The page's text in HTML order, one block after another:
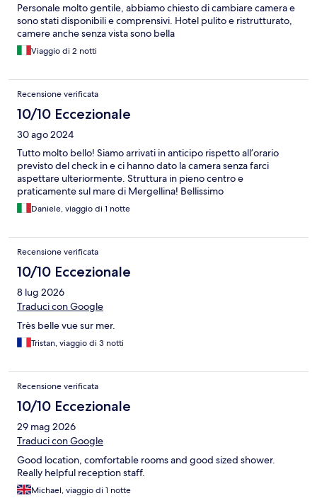
Personale molto gentile, abbiamo chiesto di cambiare camera e
sono stati disponibili e comprensivi. Hotel pulito e ristrutturato,
camere anche senza vista sono bella
Viaggio di 2 notti
Recensione verificata
10/10 Eccezionale
30 ago 2024
Tutto molto bello! Siamo arrivati in anticipo rispetto all’orario
previsto del check in e ci hanno dato la camera senza farci
aspettare ulteriormente. Struttura in pieno centro e
praticamente sul mare di Mergellina! Bellissimo
Daniele, viaggio di 1 notte
Recensione verificata
10/10 Eccezionale
8 lug 2026
Traduci con Google
Très belle vue sur mer.
Tristan, viaggio di 3 notti
Recensione verificata
10/10 Eccezionale
29 mag 2026
Traduci con Google
Good location, comfortable rooms and good sized shower.
Really helpful reception staff.
Michael, viaggio di 1 notte